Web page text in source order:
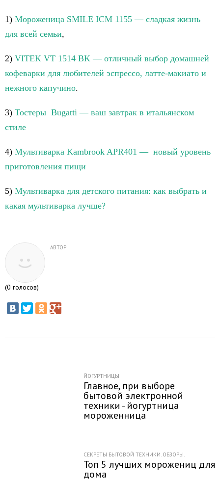
1) Мороженица SMILE ICM 1155 — сладкая жизнь
для всей семьи,
2) VITEK VT 1514 BK — отличный выбор домашней
кофеварки для любителей эспрессо, латте-макиато и
нежного капучино.
3) Тостеры Bugatti — ваш завтрак в итальянском
стиле
4) Мультиварка Kambrook APR401 — новый уровень
приготовления пищи
5) Мультиварка для детского питания: как выбрать и
какая мультиварка лучше?
АВТОР
(0 голосов)
ЙОГУРТНИЦЫ
Главное, при выборе
бытовой электронной
техники - йогуртница
мороженница
СЕКРЕТЫ БЫТОВОЙ ТЕХНИКИ. ОБЗОРЫ.
Топ 5 лучших морожениц для
дома